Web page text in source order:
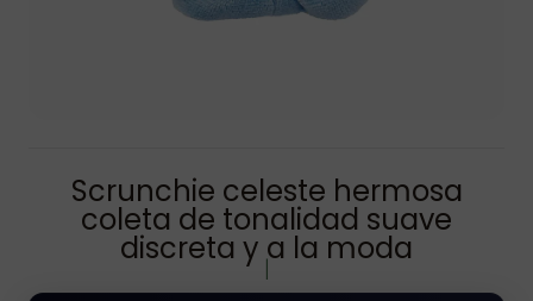
Scrunchie celeste hermosa
coleta de tonalidad suave
discreta y a la moda